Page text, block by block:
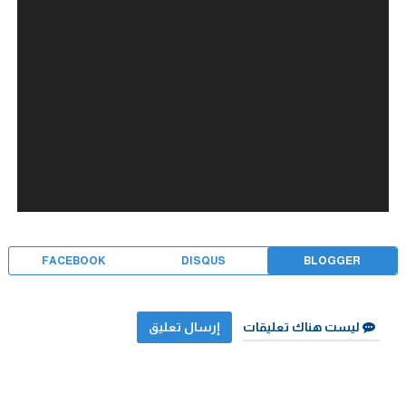
BLOGGER
DISQUS
FACEBOOK
ليست هناك تعليقات إرسال تعليق